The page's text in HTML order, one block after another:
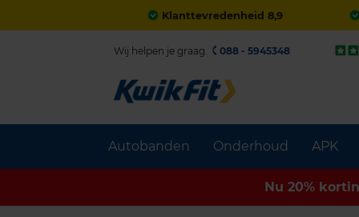
Klanttevredenheid 8,9
Autobanden Onderhoud APK
Wij helpen je graag. 088 - 5945348
Nu 20%